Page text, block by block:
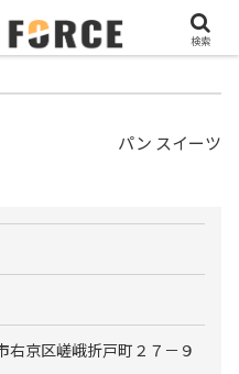
パン スイーツ
右京区嵯峨折戸町２７－９
検索